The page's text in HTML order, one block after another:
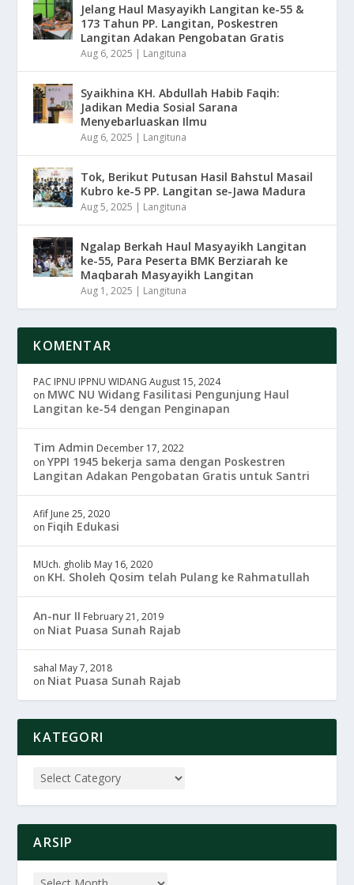
Jelang Haul Masyayikh Langitan ke-55 &
173 Tahun PP. Langitan, Poskestren
Langitan Adakan Pengobatan Gratis
Aug 6, 2025 | Langituna
Syaikhina KH. Abdullah Habib Faqih:
Jadikan Media Sosial Sarana
Menyebarluaskan Ilmu
Aug 6, 2025 | Langituna
Tok, Berikut Putusan Hasil Bahstul Masail
Kubro ke-5 PP. Langitan se-Jawa Madura
Aug 5, 2025 | Langituna
Ngalap Berkah Haul Masyayikh Langitan
ke-55, Para Peserta BMK Berziarah ke
Maqbarah Masyayikh Langitan
Aug 1, 2025 | Langituna
KOMENTAR
PAC IPNU IPPNU WIDANG August 15, 2024
on MWC NU Widang Fasilitasi Pengunjung Haul
Langitan ke-54 dengan Penginapan
Tim Admin December 17, 2022
onYPPI 1945 bekerja sama dengan Poskestren
Langitan Adakan Pengobatan Gratis untuk Santri
Afif June 25, 2020
on Fiqih Edukasi
MUch. gholib May 16, 2020
on KH. Sholeh Qosim telah Pulang ke Rahmatullah
An-nur II February 21, 2019
on Niat Puasa Sunah Rajab
sahal May 7, 2018
on Niat Puasa Sunah Rajab
KATEGORI
ARSIP